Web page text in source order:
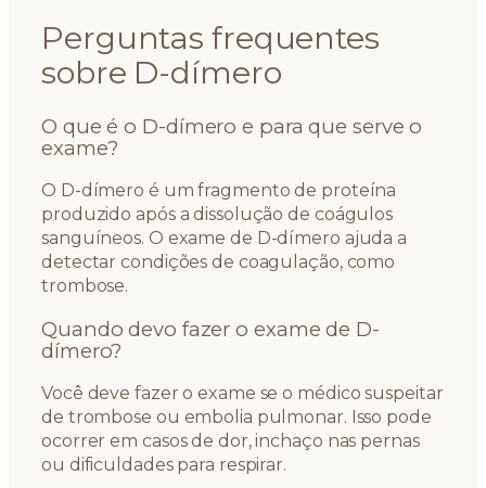
Perguntas frequentes
sobre D-dímero
O que é o D-dímero e para que serve o
exame?
O D-dímero é um fragmento de proteína
produzido após a dissolução de coágulos
sanguíneos. O exame de D-dímero ajuda a
detectar condições de coagulação, como
trombose.
Quando devo fazer o exame de D-
dímero?
Você deve fazer o exame se o médico suspeitar
de trombose ou embolia pulmonar. Isso pode
ocorrer em casos de dor, inchaço nas pernas
ou dificuldades para respirar.